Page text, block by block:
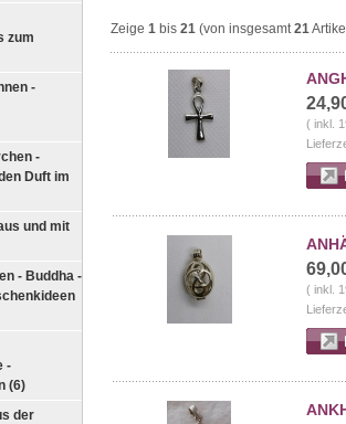
zum
-
-
Duft im
und mit
- Buddha -
-
(6)
der
Zeige 1 bis 21 (von insgesamt21
( inkl.
( inkl.